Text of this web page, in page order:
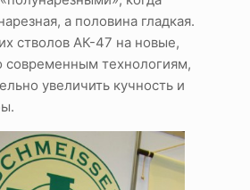
а половина гладкая.
стволов АК-47 на новые,
современным технологиям,
увеличить кучность и